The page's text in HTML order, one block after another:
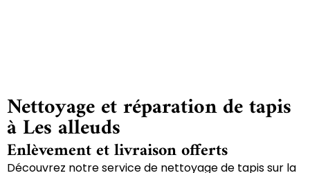
Nettoyage et réparation de tapis
à Les alleuds
Enlèvement et livraison offerts
Découvrez notre service de nettoyage de tapis sur la